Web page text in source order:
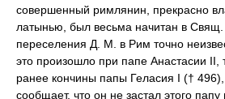
совершенный римлянин, прекрасно
латынью, был весьма начитан в
переселения Д. М. в Рим точно
это произошло при папе Анастасии II,
ранее кончины папы Геласия I († 496),
сообщает, что он не застал этого